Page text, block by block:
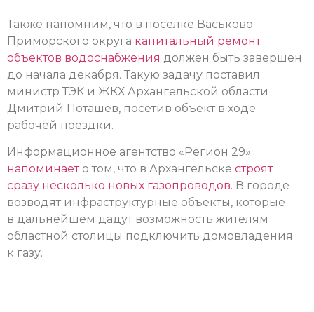
Также напомним, что в поселке Васьково
Приморского округа капитальный ремонт
объектов водоснабжения должен быть завершен
до начала декабря. Такую задачу поставил
министр ТЭК и ЖКХ Архангельской области
Дмитрий Поташев, посетив объект в ходе
рабочей поездки.
Информационное агентство «Регион 29»
напоминаето том, что в Архангельске строят
сразу несколько новых газопроводов. В городе
возводят инфраструктурные объекты, которые
в дальнейшем дадут возможность жителям
областной столицы подключить домовладения
к газу.